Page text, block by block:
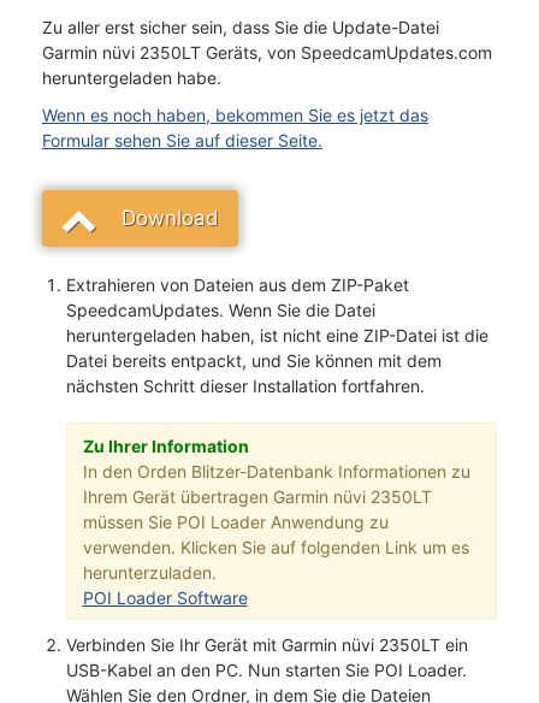
Zu aller erst sicher sein, dass Sie die Update-Datei
Garmin nüvi 2350LT Geräts, von SpeedcamUpdates.com
heruntergeladen habe.
Wenn es noch haben, bekommen Sie es jetzt das
Formular sehen Sie auf dieser Seite.
Download
Extrahieren von Dateien aus dem ZIP-Paket
SpeedcamUpdates. Wenn Sie die Datei
heruntergeladen haben, ist nicht eine ZIP-Datei ist die
Datei bereits entpackt, und Sie können mit dem
nächsten Schritt dieser Installation fortfahren.
Zu Ihrer Information
In den Orden Blitzer-Datenbank Informationen zu
Ihrem Gerät übertragen Garmin nüvi 2350LT
müssen Sie POI Loader Anwendung zu
verwenden. Klicken Sie auf folgenden Link um es
herunterzuladen.
POI Loader Software
Verbinden Sie Ihr Gerät mit Garmin nüvi 2350LT ein
USB-Kabel an den PC. Nun starten Sie POI Loader.
Wählen Sie den Ordner, in dem Sie die Dateien